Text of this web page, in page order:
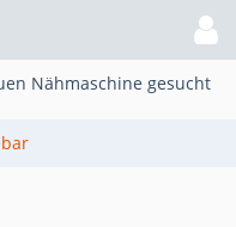
Nähmaschine gesucht